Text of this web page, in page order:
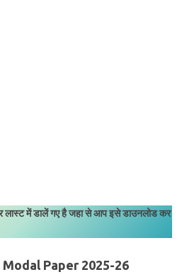
में डालें गए है जहा से आप इसे डाउनलोड कर
Modal Paper 2025-26